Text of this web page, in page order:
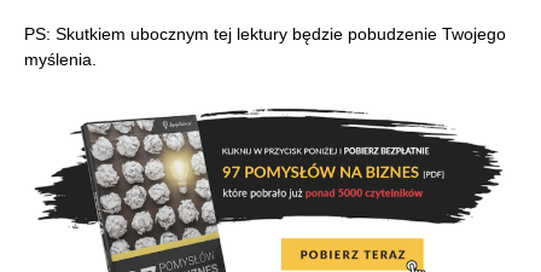
PS: Skutkiem ubocznym tej lektury będzie pobudzenie Twojego
myślenia.